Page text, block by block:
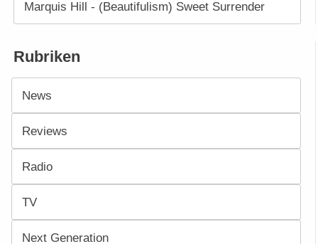
Marquis Hill - (Beautifulism) Sweet Surrender
Rubriken
News
Reviews
Radio
TV
Next Generation